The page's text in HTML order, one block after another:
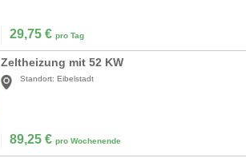
29,75 € pro Tag
Zeltheizung mit 52 KW
Standort: Eibelstadt
89,25 € pro Wochenende